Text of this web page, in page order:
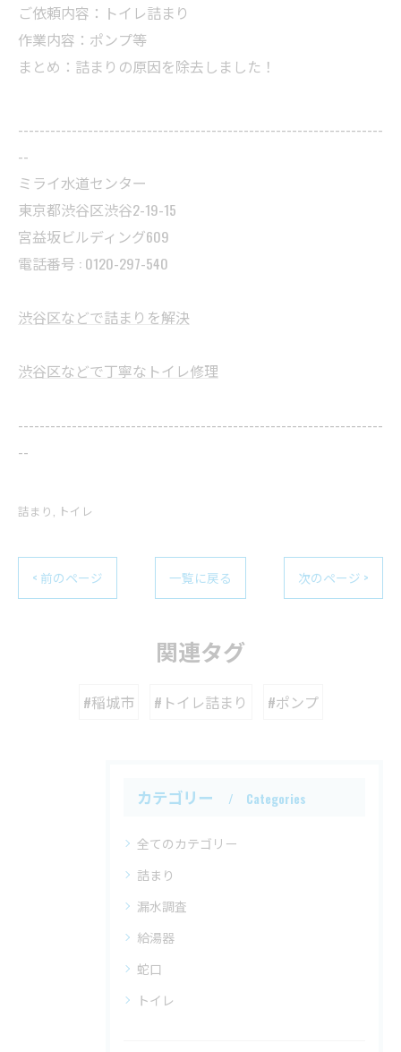
ご依頼内容：トイレ詰まり
作業内容：ポンプ等
まとめ：詰まりの原因を除去しました！
--------------------------------------------------------------------
--
ミライ水道センター
東京都渋谷区渋谷2-19-15
宮益坂ビルディング609
電話番号 : 0120-297-540
渋谷区などで詰まりを解決
渋谷区などで丁寧なトイレ修理
--------------------------------------------------------------------
--
詰まり トイレ
< 前のページ 一覧に戻る 次のページ >
関連タグ
#稲城市 #トイレ詰まり #ポンプ
カテゴリー Categories
全てのカテゴリー
詰まり
漏水調査
給湯器
蛇口
トイレ